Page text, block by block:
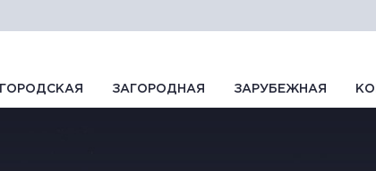
ГОРОДСКАЯ ЗАГОРОДНАЯ ЗАРУБЕЖНАЯ